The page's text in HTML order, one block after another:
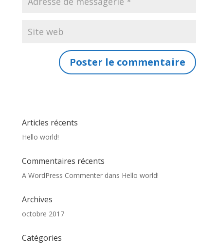
Articles récents
Hello world!
Commentaires récents
A WordPress Commenterdans Hello world!
Archives
octobre 2017
Catégories